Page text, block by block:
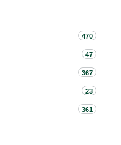
470
47
367
23
361